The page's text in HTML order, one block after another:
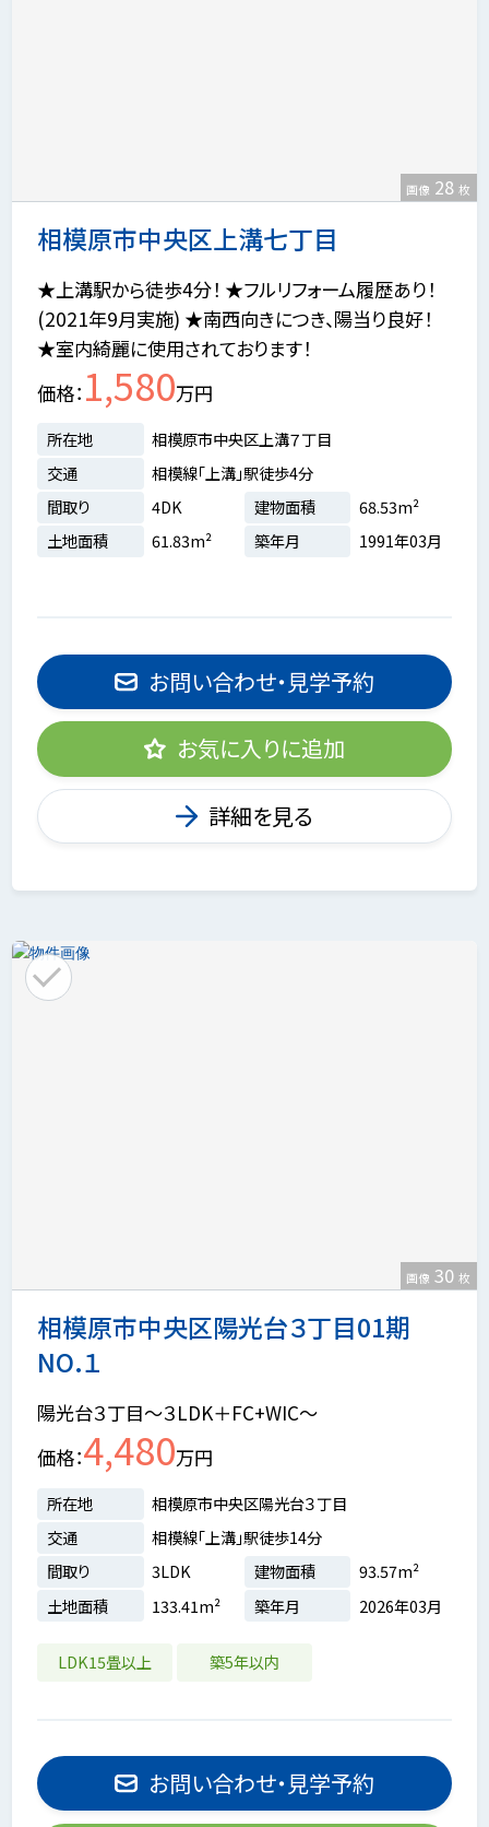
相模原市中央区上溝七丁目
画像 28 枚
★上溝駅から徒歩4分！ ★フルリフォーム履歴あり！
(2021年9月実施) ★南西向きにつき、陽当り良好！
★室内綺麗に使用されております！
価格 1,580万円
所在地
相模原市中央区上溝７丁目
交通
相模線「上溝」駅徒歩4分
間取り
4DK 建物面積
68.53m²
土地面積
61.83m² 築年月 1991年03月
お問い合わせ・見学予約
お気に入りに追加
詳細を見る
相模原市中央区陽光台３丁目01期
NO.１
画像 30 枚
陽光台３丁目～３LDK＋FC+WIC～
価格 4,480万円
所在地
相模原市中央区陽光台３丁目
交通
相模線「上溝」駅徒歩14分
間取り
3LDK 建物面積
93.57m²
土地面積
133.41m² 築年月 2026年03月
LDK15畳以上 築5年以内
お問い合わせ・見学予約